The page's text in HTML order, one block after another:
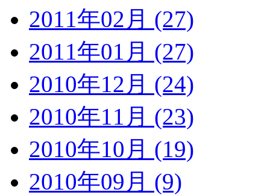
2011年02月 (27)
2011年01月 (27)
2010年12月 (24)
2010年11月 (23)
2010年10月 (19)
2010年09月 (9)